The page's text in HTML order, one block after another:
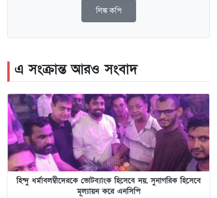
লিঙ্ক কপি
এ সংক্রান্ত আরও সংবাদ
হিন্দু ধর্মাবলম্বীদেরকে ভোটব্যাংক হিসেবে নয়, সুনাগরিক হিসেবে
মূল্যায়ন করে এনসিপি